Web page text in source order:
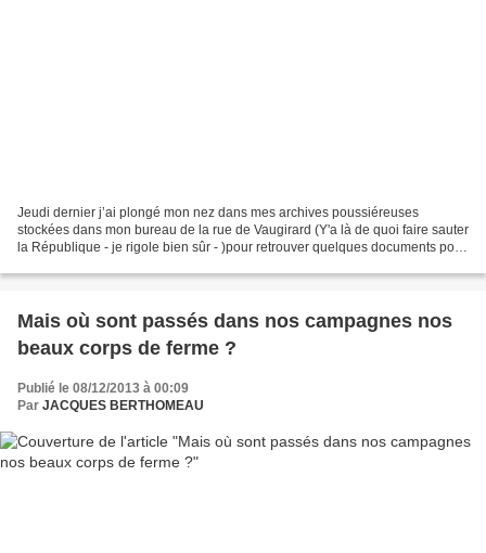
Jeudi dernier j’ai plongé mon nez dans mes archives poussiéreuses
stockées dans mon bureau de la rue de Vaugirard (Y'a là de quoi faire sauter
la République - je rigole bien sûr - )pour retrouver quelques documents pour
Mais où sont passés dans nos campagnes nos
beaux corps de ferme ?
Publié le 08/12/2013 à 00:09
Par JACQUES BERTHOMEAU